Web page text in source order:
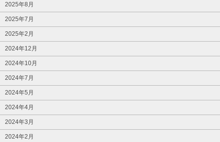
2025年8月
2025年7月
2025年2月
2024年12月
2024年10月
2024年7月
2024年5月
2024年4月
2024年3月
2024年2月